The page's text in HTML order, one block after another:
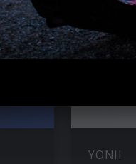
YONII